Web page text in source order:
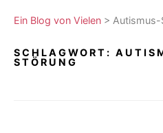
Ein Blog von Vielen >
SCHLAGWORT:
STÖRUNG